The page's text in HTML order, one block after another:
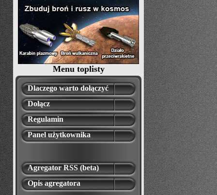
Menu toplisty
Dlaczego warto dołączyć
Dołącz
Regulamin
Panel użytkownika
Agregator RSS (beta)
Opis agregatora